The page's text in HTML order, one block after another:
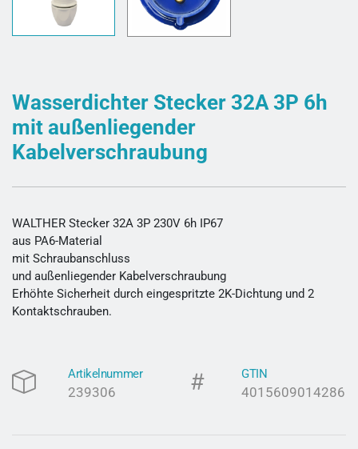
Wasserdichter Stecker 32A 3P 6h
mit außenliegender
Kabelverschraubung
WALTHER Stecker 32A 3P 230V 6h IP67
aus PA6-Material
mit Schraubanschluss
und außenliegender Kabelverschraubung
Erhöhte Sicherheit durch eingespritzte 2K-Dichtung und 2
Kontaktschrauben.
Artikelnummer
239306
GTIN
4015609014286